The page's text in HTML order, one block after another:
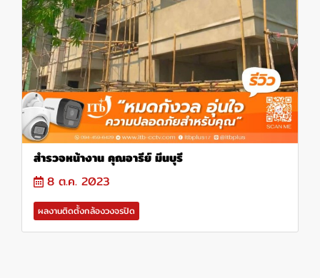
สำรวจหน้างาน คุณอารีย์ มีนบุรี
8 ต.ค. 2023
ผลงานติดตั้งกล้องวงจรปิด